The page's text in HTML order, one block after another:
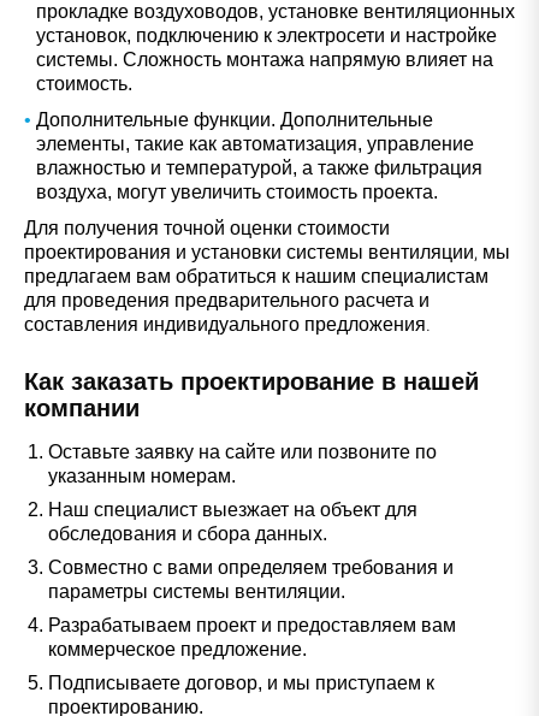
прокладке воздуховодов, установке вентиляционных
установок, подключению к электросети и настройке
системы. Сложность монтажа напрямую влияет на
стоимость.
Дополнительные функции. Дополнительные
элементы, такие как автоматизация, управление
влажностью и температурой, а также фильтрация
воздуха, могут увеличить стоимость проекта.
Для получения точной оценки стоимости
проектирования и установки системы вентиляции, мы
предлагаем вам обратиться к нашим специалистам
для проведения предварительного расчета и
составления индивидуального предложения.
Как заказать проектирование в нашей
компании
Оставьте заявку на сайте или позвоните по
указанным номерам.
Наш специалист выезжает на объект для
обследования и сбора данных.
Совместно с вами определяем требования и
параметры системы вентиляции.
Разрабатываем проект и предоставляем вам
коммерческое предложение.
Подписываете договор, и мы приступаем к
проектированию.